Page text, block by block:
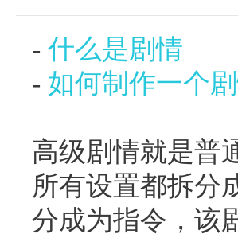
- 什么是剧情
- 如何制作一个
高级剧情就是普
所有设置都拆分
分成为指令，该